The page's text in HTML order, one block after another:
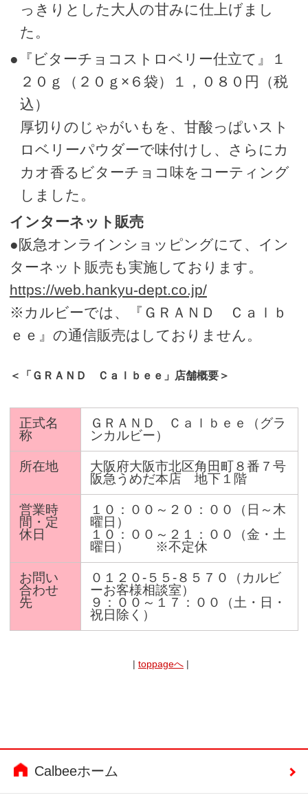
っきりとした大人の甘みに仕上げまし
た。
●『ビターチョコストロベリー仕立て』１
２０ｇ（２０ｇ×６袋）１，０８０円（税
込）
厚切りのじゃがいもを、甘酸っぱいスト
ロベリーパウダーで味付けし、さらにカ
カオ香るビターチョコ味をコーティング
しました。
インターネット販売
●阪急オンラインショッピングにて、イン
ターネット販売も実施しております。
https://web.hankyu-dept.co.jp/
※カルビーでは、『ＧＲＡＮＤ Ｃａｌｂ
ｅｅ』の通信販売はしておりません。
＜「ＧＲＡＮＤ Ｃａｌｂｅｅ」店舗概要＞
正式名
称
ＧＲＡＮＤ Ｃａｌｂｅｅ（グラ
ンカルビー）
所在地
大阪府大阪市北区角田町８番７号
阪急うめだ本店 地下１階
営業時
間・定
休日
１０：００～２０：００（日～木
曜日）
１０：００～２１：００（金・土
曜日） ※不定休
お問い
合わせ
先
０１２０-５５-８５７０（カルビ
ーお客様相談室）
９：００～１７：００（土・日・
祝日除く）
| toppageへ |
Calbeeホーム